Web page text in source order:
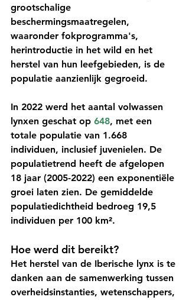
grootschalige
beschermingsmaatregelen,
waaronder fokprogramma's,
herintroductie in het wild en het
herstel van hun leefgebieden, is de
populatie aanzienlijk gegroeid.
In 2022 werd het aantal volwassen
lynxen geschat op 648, met een
totale populatie van 1.668
individuen, inclusief juvenielen. De
populatietrend heeft de afgelopen
18 jaar (2005-2022) een exponentiële
groei laten zien. De gemiddelde
populatiedichtheid bedroeg 19,5
individuen per 100 km².
Hoe werd dit bereikt?
Het herstel van de Iberische lynx is te
danken aan de samenwerking tussen
overheidsinstanties, wetenschappers,